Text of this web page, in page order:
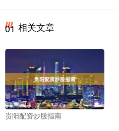
01 相关文章
贵阳配资炒股指南